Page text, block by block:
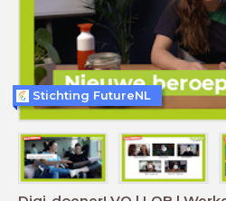
Stichting FutureNL